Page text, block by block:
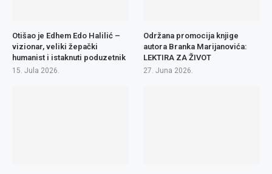
Otišao je Edhem Edo Halilić –
vizionar, veliki žepački
humanist i istaknuti poduzetnik
15. Jula 2026.
Održana promocija knjige
autora Branka Marijanovića:
LEKTIRA ZA ŽIVOT
27. Juna 2026.